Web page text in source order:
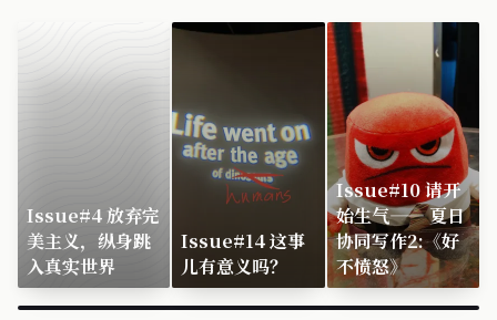
Issue#4 放弃完
美主义，纵身跳
入真实世界
Issue#14 这事
儿有意义吗？
Issue#10 请开
始生气—— 夏日
协同写作2:《好
不愤怒》